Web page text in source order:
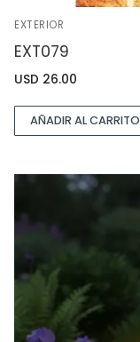
EXTERIOR
EXT079
USD 26.00
AÑADIR AL CARRITO